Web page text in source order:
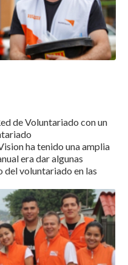
de Voluntariado con un
ha tenido una amplia
era dar algunas
del voluntariado en las